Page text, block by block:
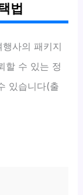
법
사의 패키지
할 수 있는 정
있습니다(출